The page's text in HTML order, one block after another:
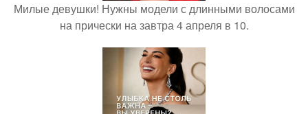
Милые девушки! Нужны модели с длинными волосами
на прически на завтра 4 апреля в 10.